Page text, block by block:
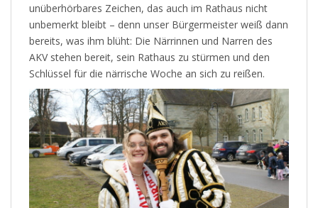
unüberhörbares Zeichen, das auch im Rathaus nicht
unbemerkt bleibt – denn unser Bürgermeister weiß dann
bereits, was ihm blüht: Die Närrinnen und Narren des
AKV stehen bereit, sein Rathaus zu stürmen und den
Schlüssel für die närrische Woche an sich zu reißen.